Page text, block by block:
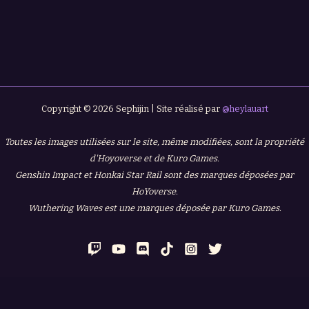
Copyright © 2026 Sephijin | Site réalisé par @heylauart
Toutes les images utilisées sur le site, même modifiées, sont la propriété
d'Hoyoverse et de Kuro Games.
Genshin Impact et Honkai Star Rail sont des marques déposées par
HoYoverse.
Wuthering Waves est une marques déposée par Kuro Games.